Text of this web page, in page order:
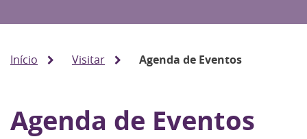
Início Visitar Agenda de Eventos
Agenda de Eventos